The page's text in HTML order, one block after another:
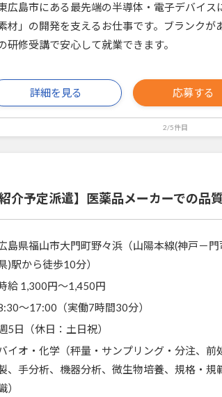
広島市にある最先端の半導体・電子デバイス
材」の開発を支えるお仕事です。ブランクが
研修受講で安心して就業できます。
詳細を見る 応募する
2/5件目
紹介予定派遣】医薬品メーカーでの品
島県福山市大門町野々浜（山陽本線(神戸－
)駅から徒歩10分）
給 1,300円〜1,450円
～17:00（実働7時間30分）
5日（休日：土日祝）
イオ・化学（秤量・サンプリング・分注、前
、手分析、機器分析、微生物培養、規格・規
）